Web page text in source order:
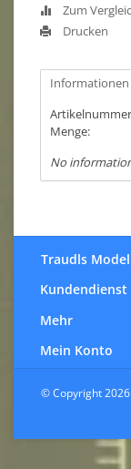
Zum
Drucken
Informationen
Menge:
No
Traudls
Kundendienst
Mehr
Mein Konto
© Copyright